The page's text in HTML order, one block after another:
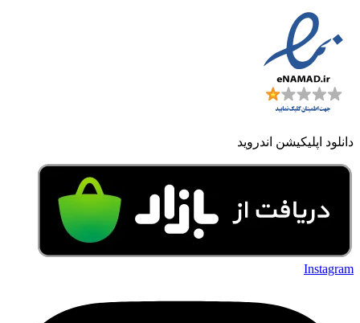
دانلود اپلیکیشن اندروید
Instagram